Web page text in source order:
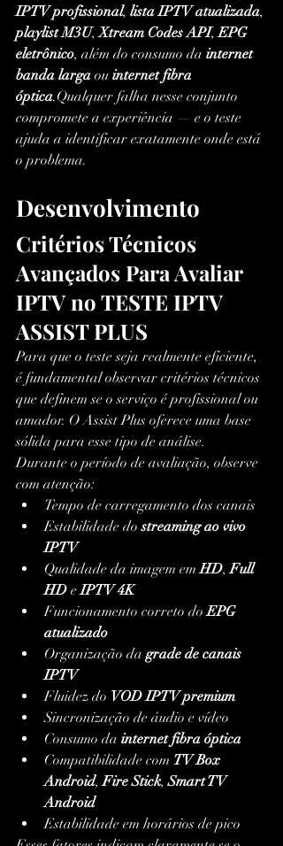
IPTV profissional, lista IPTV atualizada,
playlist M3U, Xtream Codes API, EPG
eletrônico, além do consumo da internet
banda larga ou internet fibra
óptica.Qualquer falha nesse conjunto
compromete a experiência — e o teste
ajuda a identificar exatamente onde está
o problema.
Desenvolvimento
Critérios Técnicos
Avançados Para Avaliar
IPTV no TESTE IPTV
ASSIST PLUS
Para que o teste seja realmente eficiente,
é fundamental observar critérios técnicos
que definem se o serviço é profissional ou
amador. O Assist Plus oferece uma base
sólida para esse tipo de análise.
Durante o período de avaliação, observe
com atenção:
Tempo de carregamento dos canais
Estabilidade do streaming ao vivo
IPTV
Qualidade da imagem em HD, Full
HD e IPTV 4K
Funcionamento correto do EPG
atualizado
Organização da grade de canais
IPTV
Fluidez do VOD IPTV premium
Sincronização de áudio e vídeo
Consumo da internet fibra óptica
Compatibilidade com TV Box
Android, Fire Stick, Smart TV
Android
Estabilidade em horários de pico